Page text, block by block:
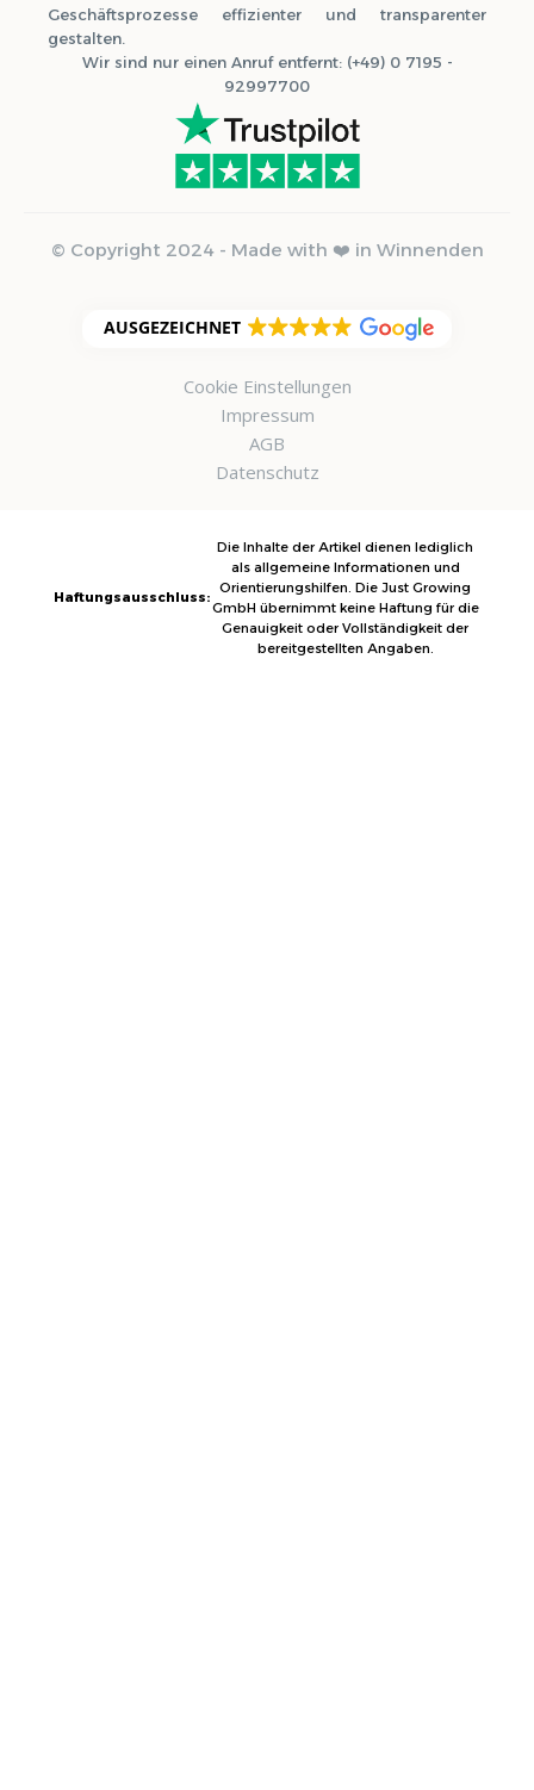
Geschäftsprozesse effizienter und transparenter
gestalten.
Wir sind nur einen Anruf entfernt: (+49) 0 7195 -
92997700
© Copyright 2024 - Made with ❤️ in Winnenden
AUSGEZEICHNET
Cookie Einstellungen
Impressum
AGB
Datenschutz
Haftungsausschluss:
Die Inhalte der Artikel dienen lediglich
als allgemeine Informationen und
Orientierungshilfen. Die Just Growing
GmbH übernimmt keine Haftung für die
Genauigkeit oder Vollständigkeit der
bereitgestellten Angaben.